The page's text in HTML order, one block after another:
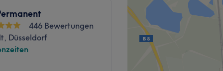
446 Bewertungen
Düsseldorf